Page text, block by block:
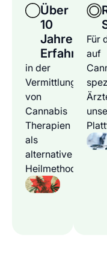
Über
10
Jahre
Erfahrung
in der
Vermittlung
von
Cannabis
Therapien
als
alternative
Heilmethode
Für
auf